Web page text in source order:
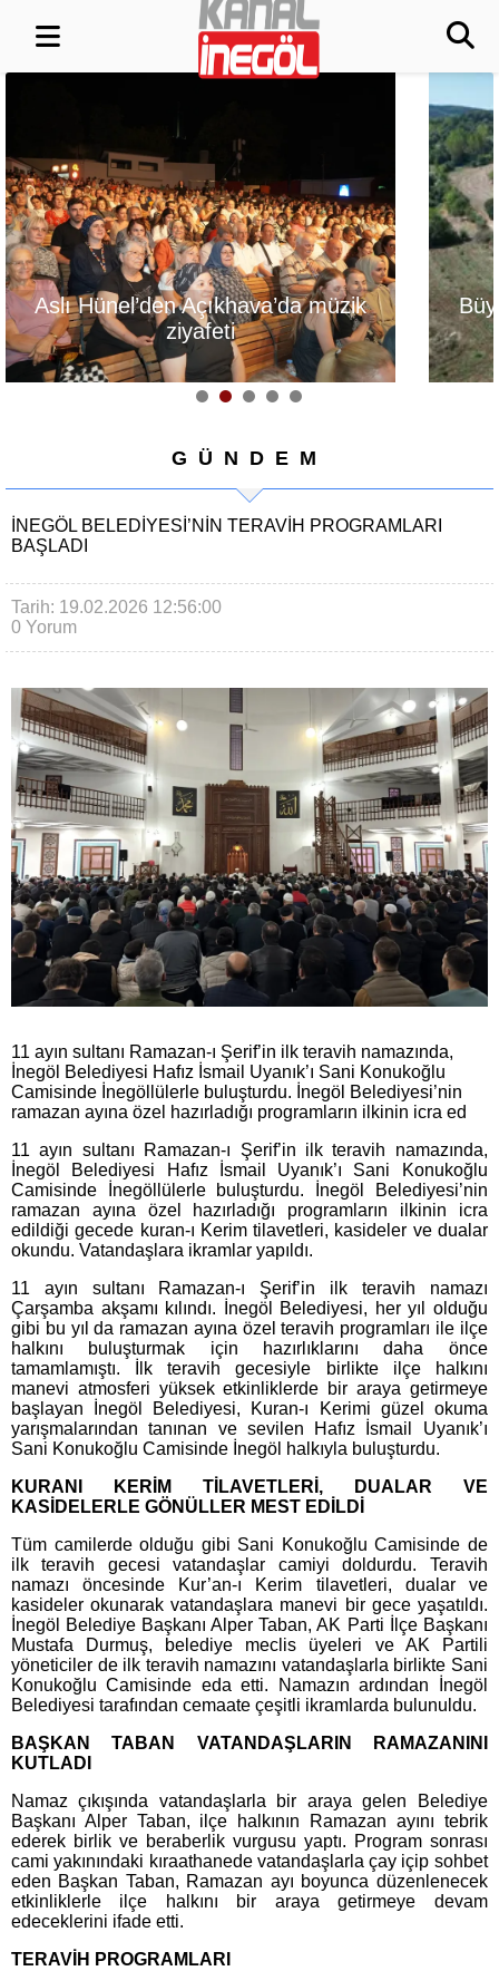
Büyükşehir'den İnegöl'e
ulaşım hamlesi
Şekibe İnsel
Çiftliği Atlı
GÜNDEM
İNEGÖL BELEDIYESI’NIN TERAVIH PROGRAMLARI
BAŞLADI
Tarih: 19.02.2026 12:56:00
0 Yorum
11 ayın sultanı Ramazan-ı Şerif’in ilk teravih namazında,
İnegöl Belediyesi Hafız İsmail Uyanık’ı Sani Konukoğlu
Camisinde İnegöllülerle buluşturdu. İnegöl Belediyesi’nin
ramazan ayına özel hazırladığı programların ilkinin icra ed
11 ayın sultanı Ramazan-ı Şerif’in ilk teravih namazında,
İnegöl Belediyesi Hafız İsmail Uyanık’ı Sani Konukoğlu
Camisinde İnegöllülerle buluşturdu. İnegöl Belediyesi’nin
ramazan ayına özel hazırladığı programların ilkinin icra
edildiği gecede kuran-ı Kerim tilavetleri, kasideler ve dualar
okundu. Vatandaşlara ikramlar yapıldı.
11 ayın sultanı Ramazan-ı Şerif’in ilk teravih namazı
Çarşamba akşamı kılındı. İnegöl Belediyesi, her yıl olduğu
gibi bu yıl da ramazan ayına özel teravih programları ile ilçe
halkını buluşturmak için hazırlıklarını daha önce
tamamlamıştı. İlk teravih gecesiyle birlikte ilçe halkını
manevi atmosferi yüksek etkinliklerde bir araya getirmeye
başlayan İnegöl Belediyesi, Kuran-ı Kerimi güzel okuma
yarışmalarından tanınan ve sevilen Hafız İsmail Uyanık’ı
Sani Konukoğlu Camisinde İnegöl halkıyla buluşturdu.
KURANI KERİM TİLAVETLERİ, DUALAR VE
KASİDELERLE GÖNÜLLER MEST EDİLDİ
Tüm camilerde olduğu gibi Sani Konukoğlu Camisinde de
ilk teravih gecesi vatandaşlar camiyi doldurdu. Teravih
namazı öncesinde Kur’an-ı Kerim tilavetleri, dualar ve
kasideler okunarak vatandaşlara manevi bir gece yaşatıldı.
İnegöl Belediye Başkanı Alper Taban, AK Parti İlçe Başkanı
Mustafa Durmuş, belediye meclis üyeleri ve AK Partili
yöneticiler de ilk teravih namazını vatandaşlarla birlikte Sani
Konukoğlu Camisinde eda etti. Namazın ardından İnegöl
Belediyesi tarafından cemaate çeşitli ikramlarda bulunuldu.
BAŞKAN TABAN VATANDAŞLARIN RAMAZANINI
KUTLADI
Namaz çıkışında vatandaşlarla bir araya gelen Belediye
Başkanı Alper Taban, ilçe halkının Ramazan ayını tebrik
ederek birlik ve beraberlik vurgusu yaptı. Program sonrası
cami yakınındaki kıraathanede vatandaşlarla çay içip sohbet
eden Başkan Taban, Ramazan ayı boyunca düzenlenecek
etkinliklerle ilçe halkını bir araya getirmeye devam
edeceklerini ifade etti.
TERAVİH PROGRAMLARI